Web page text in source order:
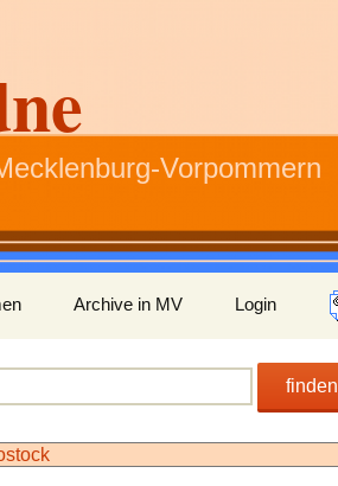
Vorpommern
Archive in MV Login
finden